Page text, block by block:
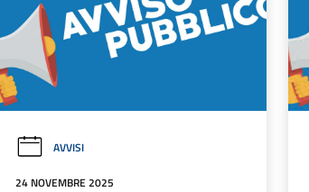
AVVISI
24 NOVEMBRE 2025